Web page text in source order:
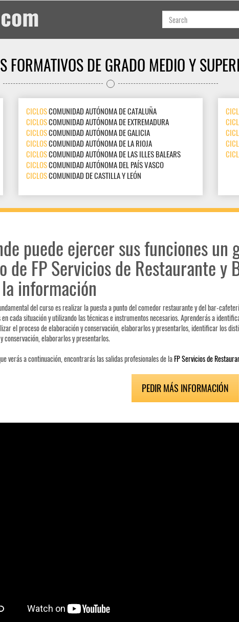
FORMATIVOS DE GRADO MEDIO Y
CICLOSCOMUNIDAD AUTÓNOMA DE CATALUÑA
CICLOSCOMUNIDAD AUTÓNOMA DE EXTREMADURA
CICLOSCOMUNIDAD AUTÓNOMA DE GALICIA
CICLOSCOMUNIDAD AUTÓNOMA DE LA RIOJA
CICLOSCOMUNIDAD AUTÓNOMA DE LAS ILLES BALEARS
CICLOSCOMUNIDAD AUTÓNOMA DEL PAÍS VASCO
CICLOSCOMUNIDAD DE CASTILLA Y LEÓN
puede ejercer sus funciones un
de FP Servicios de Restaurante y
información
del curso es realizar la puesta a punto del comedor restaurante y del bar-
cada situación y utilizando las técnicas e instrumentos necesarios. Aprenderás a
el proceso de elaboración y conservación, elaborarlos y presentarlos, identificar los
conservación, elaborarlos y presentarlos.
verás a continuación, encontrarás las salidas profesionales de laFP Servicios de
PEDIR MÁS INFORMACIÓN